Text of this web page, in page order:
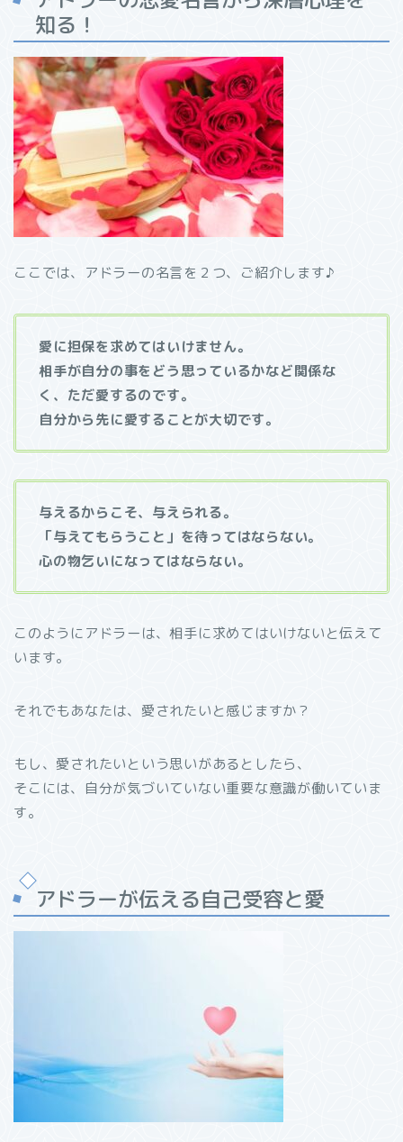
知る！
ここでは、アドラーの名言を２つ、ご紹介します♪
愛に担保を求めてはいけません。
相手が自分の事をどう思っているかなど関係な
く、ただ愛するのです。
自分から先に愛することが大切です。
与えるからこそ、与えられる。
「与えてもらうこと」を待ってはならない。
心の物乞いになってはならない。
このようにアドラーは、相手に求めてはいけないと伝えて
います。
それでもあなたは、愛されたいと感じますか？
もし、愛されたいという思いがあるとしたら、
そこには、自分が気づいていない重要な意識が働いていま
す。
アドラーが伝える自己受容と愛